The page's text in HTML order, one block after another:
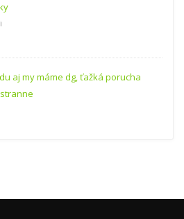
aj my máme dg, ťažká porucha